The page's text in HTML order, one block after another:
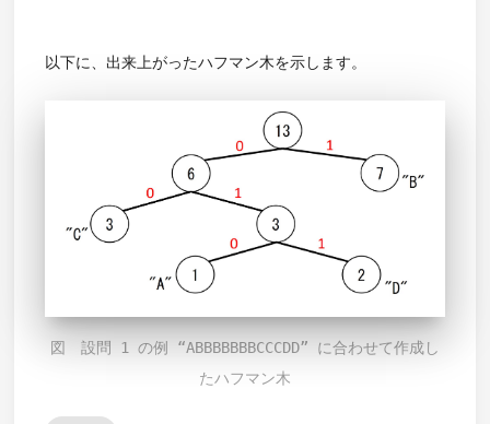
以下に、出来上がったハフマン木を示します。
図 設問 1 の例 “ABBBBBBBCCCDD” に合わせて作成し
たハフマン木